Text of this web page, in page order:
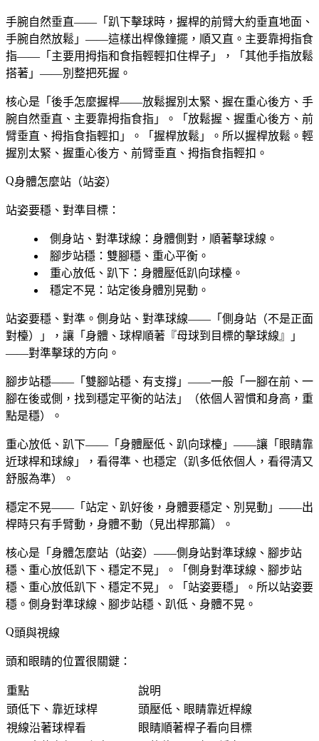
手腕自然垂直——「趴下擊球時，握桿的前臂大約垂直地面、
手腕自然放鬆」——這樣出桿像鐘擺，順又直。主要靠拇指食
指——「主要用拇指和食指輕輕扣住桿子」，「其他手指放鬆
搭著」——別整把死握。
核心是「後手怎麼握桿——放鬆握別太緊、握在重心後方、手
腕自然垂直、主要靠拇指食指」。「放鬆握、握重心後方、前
臂垂直、拇指食指輕扣」。「握桿放鬆」。所以握桿放鬆。輕
握別太緊、握重心後方、前臂垂直、拇指食指輕扣。
身體怎麼站（站姿）
站姿要穩、對準目標：
側身站、對準球線 ：身體側對，順著擊球線。
腳步站穩 ：雙腳穩、重心平衡。
重心放低、趴下 ：身體壓低趴向球檯。
穩定不晃 ：站定後身體別晃動。
站姿要穩、對準。側身站、對準球線——「側身站（不是正面
對檯）」，讓「身體、球桿順著『母球到目標的擊球線』」
——對準擊球的方向。
腳步站穩——「雙腳站穩、有支撐」——一般「一腳在前、一
腳在後或側，找到穩定平衡的站法」（依個人習慣和身高，重
點是穩）。
重心放低、趴下——「身體壓低、趴向球檯」——讓「眼睛靠
近球桿和球線」，看得準、也穩定（趴多低依個人，看得清又
舒服為準）。
穩定不晃——「站定、趴好後，身體要穩定、別晃動」——出
桿時只有手臂動，身體不動（見出桿那篇）。
核心是「身體怎麼站（站姿）——側身站對準球線、腳步站
穩、重心放低趴下、穩定不晃」。「側身對準球線、腳步站
穩、重心放低趴下、穩定不晃」。「站姿要穩」。所以站姿要
穩。側身對準球線、腳步站穩、趴低、身體不晃。
頭與視線
頭和眼睛的位置很關鍵：
重點
說明
頭低下、靠近球桿
頭壓低、眼睛靠近桿線
視線沿著球桿看
眼睛順著桿子看向目標